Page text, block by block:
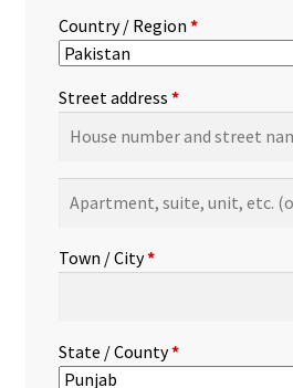
Country / Region *
Street address *
suite,
etc.(optional)
Town / City*
State / County*